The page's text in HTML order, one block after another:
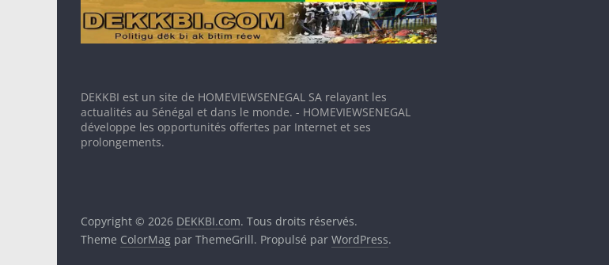
DEKKBI est un site de HOMEVIEWSENEGAL SA relayant les
actualités au Sénégal et dans le monde. - HOMEVIEWSENEGAL
développe les opportunités offertes par Internet et ses
prolongements.
Copyright © 2026 DEKKBI.com. Tous droits réservés.
Theme ColorMag par ThemeGrill. Propulsé par WordPress.